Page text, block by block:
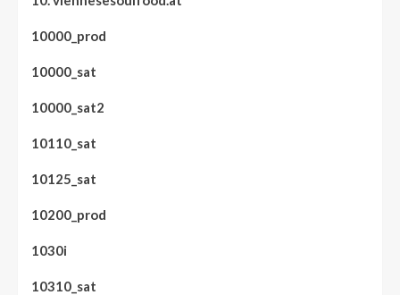
10000_prod
10000_sat
10000_sat2
10110_sat
10125_sat
10200_prod
1030i
10310_sat